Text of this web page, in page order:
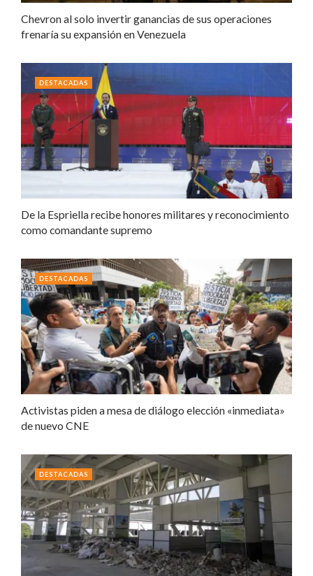
Chevron al solo invertir ganancias de sus operaciones
frenaría su expansión en Venezuela
De la Espriella recibe honores militares y reconocimiento
como comandante supremo
DESTACADAS
Activistas piden a mesa de diálogo elección «inmediata»
de nuevo CNE
DESTACADAS
DESTACADAS